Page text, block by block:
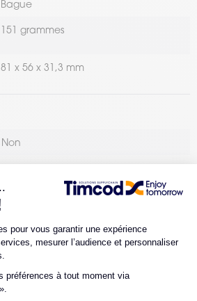
Bague
151 grammes
81 x 56 x 31,3 mm
Non
Standard
1.5 mètre
Oui